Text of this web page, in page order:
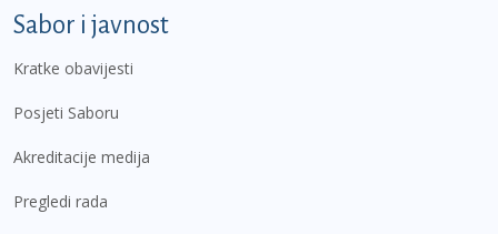
Sabor i javnost
Kratke obavijesti
Posjeti Saboru
Akreditacije medija
Pregledi rada